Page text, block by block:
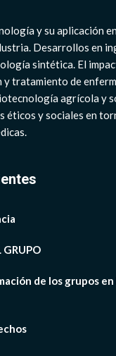
y su aplicación
Desarrollos en
sintética. El
tratamiento de
agrícola y
éticos y sociales en
GRUPO
de los grupos